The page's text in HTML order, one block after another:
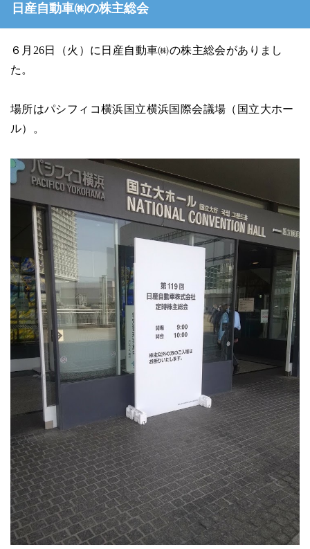
日産自動車㈱の株主総会
６月26日（火）に日産自動車㈱の株主総会がありまし
た。
場所はパシフィコ横浜国立横浜国際会議場（国立大ホー
ル）。